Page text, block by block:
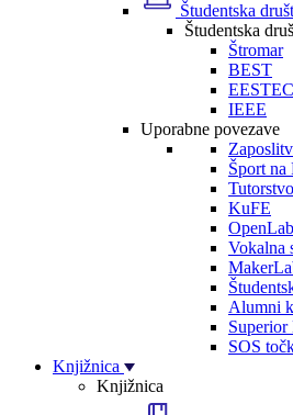
Študentska
Študentska
Štromar
BEST
EESTEC
IEEE
Uporabne povezave
Šport na
Tutorstvo
KuFE
Vokalna
Alumni
Superior
SOS
Knjižnica
Knjižnica